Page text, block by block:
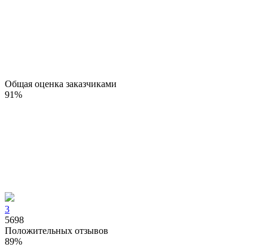
Общая оценка заказчиками
91%
3
5698
Положительных отзывов
89%